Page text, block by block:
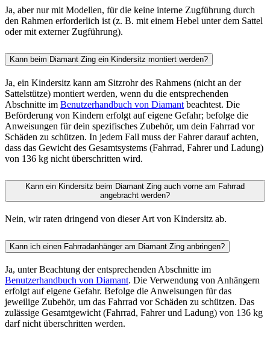
Ja, aber nur mit Modellen, für die keine interne Zugführung durch
den Rahmen erforderlich ist (z. B. mit einem Hebel unter dem Sattel
oder mit externer Zugführung).
Kann beim Diamant Zing ein Kindersitz montiert werden?
Ja, ein Kindersitz kann am Sitzrohr des Rahmens (nicht an der
Sattelstütze) montiert werden, wenn du die entsprechenden
Abschnitte im Benutzerhandbuch von Diamant beachtest. Die
Beförderung von Kindern erfolgt auf eigene Gefahr; befolge die
Anweisungen für dein spezifisches Zubehör, um dein Fahrrad vor
Schäden zu schützen. In jedem Fall muss der Fahrer darauf achten,
dass das Gewicht des Gesamtsystems (Fahrrad, Fahrer und Ladung)
von 136 kg nicht überschritten wird.
Kann ein Kindersitz beim Diamant Zing auch vorne am Fahrrad
angebracht werden?
Nein, wir raten dringend von dieser Art von Kindersitz ab.
Kann ich einen Fahrradanhänger am Diamant Zing anbringen?
Ja, unter Beachtung der entsprechenden Abschnitte im
Benutzerhandbuch von Diamant. Die Verwendung von Anhängern
erfolgt auf eigene Gefahr. Befolge die Anweisungen für das
jeweilige Zubehör, um das Fahrrad vor Schäden zu schützen. Das
zulässige Gesamtgewicht (Fahrrad, Fahrer und Ladung) von 136 kg
darf nicht überschritten werden.